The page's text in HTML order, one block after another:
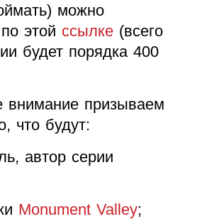
можно
этой ссылке (всего
будет порядка 400
призываем
что будут:
автор серии
Monument Valley;